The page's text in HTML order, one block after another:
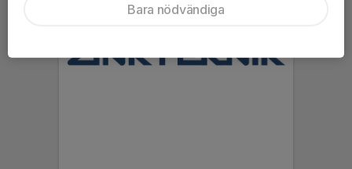
Bara nödvändiga